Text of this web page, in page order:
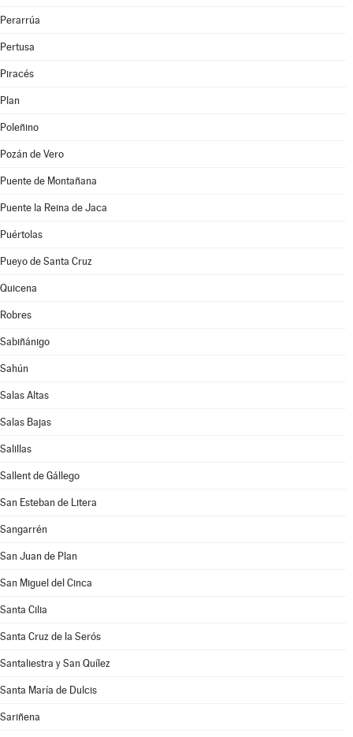
Perarrúa
Pertusa
Piracés
Plan
Poleñino
Pozán de Vero
Puente de Montañana
Puente la Reina de Jaca
Puértolas
Pueyo de Santa Cruz
Quicena
Robres
Sabiñánigo
Sahún
Salas Altas
Salas Bajas
Salillas
Sallent de Gállego
San Esteban de Litera
Sangarrén
San Juan de Plan
San Miguel del Cinca
Santa Cilia
Santa Cruz de la Serós
Santaliestra y San Quílez
Santa María de Dulcis
Sariñena